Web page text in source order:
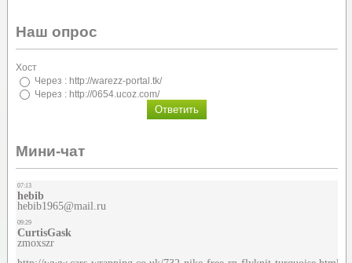
Наш опрос
Хост
Через : http://warezz-portal.tk/
Через : http://0654.ucoz.com/
Мини-чат